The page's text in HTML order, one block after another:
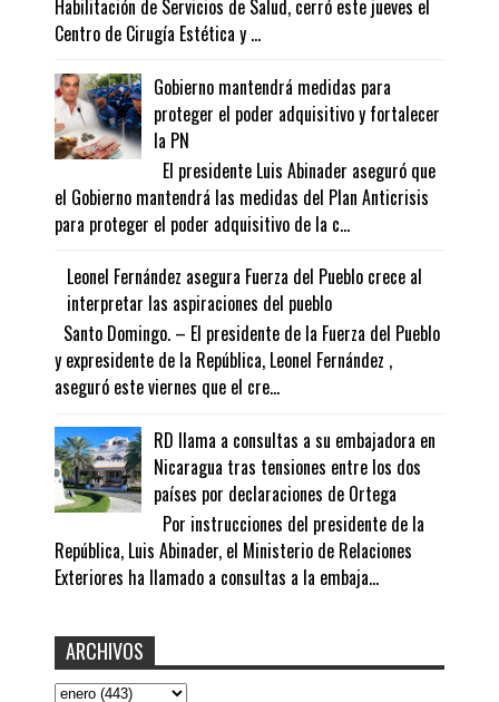
Habilitación de Servicios de Salud, cerró este jueves el
Centro de Cirugía Estética y ...
Gobierno mantendrá medidas para
proteger el poder adquisitivo y fortalecer
la PN
El presidente Luis Abinader aseguró que
el Gobierno mantendrá las medidas del Plan Anticrisis
para proteger el poder adquisitivo de la c...
Leonel Fernández asegura Fuerza del Pueblo crece al
interpretar las aspiraciones del pueblo
Santo Domingo. – El presidente de la Fuerza del Pueblo
y expresidente de la República, Leonel Fernández ,
aseguró este viernes que el cre...
RD llama a consultas a su embajadora en
Nicaragua tras tensiones entre los dos
países por declaraciones de Ortega
Por instrucciones del presidente de la
República, Luis Abinader, el Ministerio de Relaciones
Exteriores ha llamado a consultas a la embaja...
ARCHIVOS